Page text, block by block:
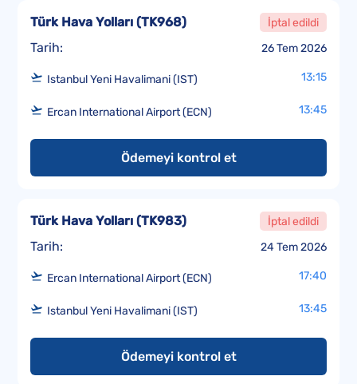
Tarih: 26 Tem 2026
Türk Hava Yolları (TK968) İptal edildi
Istanbul Yeni Havalimani (IST) 13:15
Ercan International Airport (ECN) 13:45
Ödemeyi kontrol et
Tarih: 24 Tem 2026
Türk Hava Yolları (TK983) İptal edildi
Ercan International Airport (ECN) 17:40
Istanbul Yeni Havalimani (IST) 13:45
Ödemeyi kontrol et